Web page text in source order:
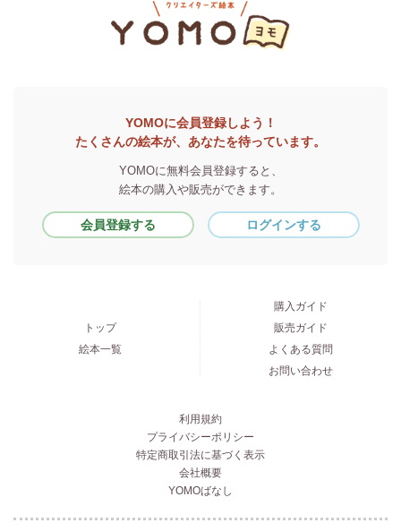
YOMOに会員登録しよう！
たくさんの絵本が、あなたを待っています。
YOMOに無料会員登録すると、
絵本の購入や販売ができます。
会員登録する ログインする
トップ
絵本一覧
購入ガイド
販売ガイド
よくある質問
お問い合わせ
利用規約
プライバシーポリシー
特定商取引法に基づく表示
会社概要
YOMOばなし